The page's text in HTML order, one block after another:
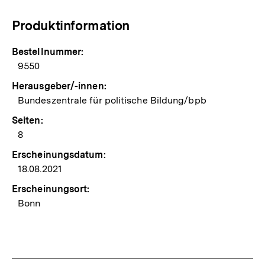
Produktinformation
Bestellnummer:
9550
Herausgeber/-innen:
Bundeszentrale für politische Bildung/bpb
Seiten:
8
Erscheinungsdatum:
18.08.2021
Erscheinungsort:
Bonn